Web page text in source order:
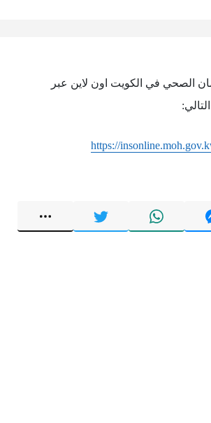
الصحي في الكويت اون لاين عبر
https://